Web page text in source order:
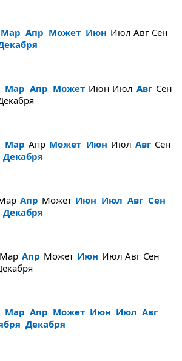
Мар Апр Может Июн Июл Авг Сен
Мар Апр Может Июн Июл Авг Сен
Мар Апр Может Июн Июл Авг Сен
Декабря
Апр Может Июн Июл Авг Сен
Декабря
Мар Апр Может Июн Июл Авг Сен
Мар Апр Может Июн Июл Авг
Декабря